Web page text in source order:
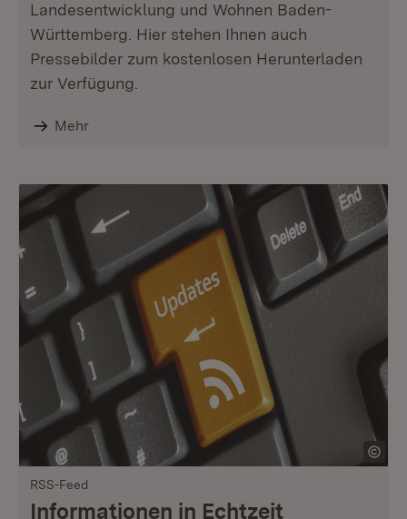
Landesentwicklung und Wohnen Baden-
Württemberg. Hier stehen Ihnen auch
Pressebilder zum kostenlosen Herunterladen
zur Verfügung.
Mehr
RSS-Feed
Informationen in Echtzeit